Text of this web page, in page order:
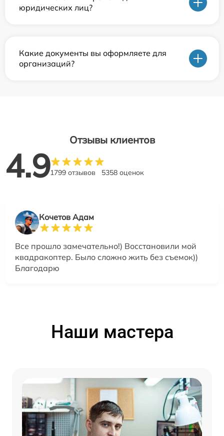
юридических лиц?
Какие документы вы оформляете для
организаций?
Отзывы клиентов
4.91799 отзывов 5358 оценок
Кочетов Адам
Все прошло замечательно!) Восстановили мой
квадракоптер. Было сложно жить без съемок))
Благодарю
Наши мастера